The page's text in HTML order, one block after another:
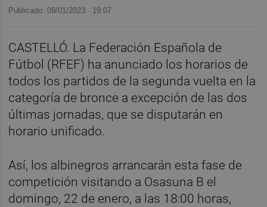
Publicado: 09/01/2023 · 19:07
CASTELLÓ. La Federación Española de
Fútbol (RFEF) ha anunciado los horarios de
todos los partidos de la segunda vuelta en la
categoría de bronce a excepción de las dos
últimas jornadas, que se disputarán en
horario unificado.
Así, los albinegros arrancarán esta fase de
competición visitando a Osasuna B el
domingo, 22 de enero, a las 18:00 horas,